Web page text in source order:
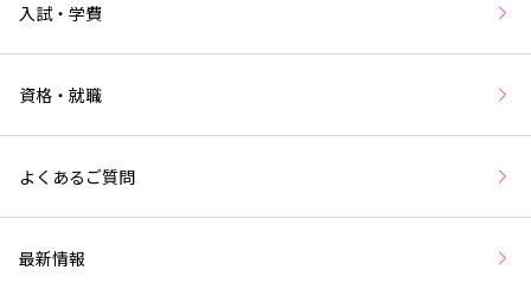
入試・学費
資格・就職
よくあるご質問
最新情報